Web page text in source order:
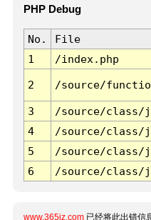
PHP Debug
No. File
1
/index.php
2 /source/
3 /source/class/
4
/source/class/
5
/source/class/
6
/source/class/
www.365jz.com 已经将此出错信